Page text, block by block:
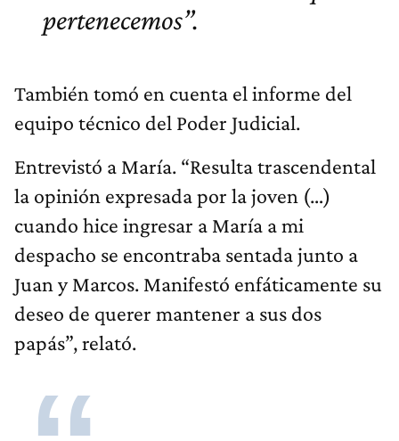
pertenecemos”.
También tomó en cuenta el informe del
equipo técnico del Poder Judicial.
Entrevistó a María. “Resulta trascendental
la opinión expresada por la joven (…)
cuando hice ingresar a María a mi
despacho se encontraba sentada junto a
Juan y Marcos. Manifestó enfáticamente su
deseo de querer mantener a sus dos
papás”, relató.